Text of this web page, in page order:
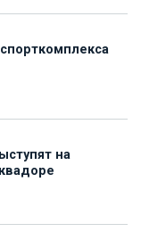
на